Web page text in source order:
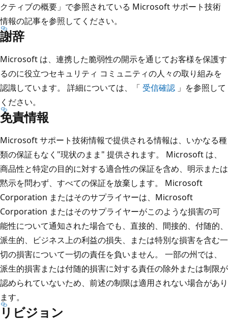
クティブの概要」で参照されている Microsoft サポート技術
情報の記事を参照してください。
謝辞
Microsoft は、連携した脆弱性の開示を通じてお客様を保護す
るのに役立つセキュリティ コミュニティの人々の取り組みを
認識しています。 詳細については、「 受信確認 」を参照して
ください。
免責情報
Microsoft サポート技術情報で提供される情報は、いかなる種
類の保証もなく"現状のまま" 提供されます。 Microsoft は、
商品性と特定の目的に対する適合性の保証を含め、明示または
黙示を問わず、すべての保証を放棄します。 Microsoft
Corporation またはそのサプライヤーは、Microsoft
Corporation またはそのサプライヤーがこのような損害の可
能性について通知された場合でも、直接的、間接的、付随的、
派生的、ビジネス上の利益の損失、または特別な損害を含む一
切の損害について一切の責任を負いません。 一部の州では、
派生的損害または付随的損害に対する責任の除外または制限が
認められていないため、前述の制限は適用されない場合があり
ます。
リビジョン